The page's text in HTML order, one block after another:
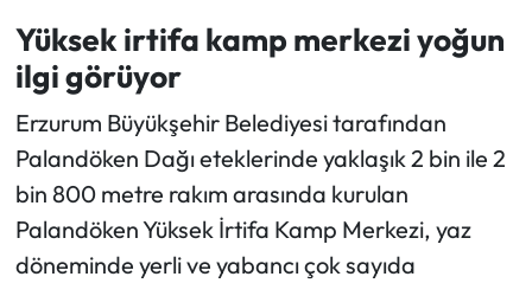
Yüksek irtifa kamp merkezi yoğun
ilgi görüyor
Erzurum Büyükşehir Belediyesi tarafından
Palandöken Dağı eteklerinde yaklaşık 2 bin ile 2
bin 800 metre rakım arasında kurulan
Palandöken Yüksek İrtifa Kamp Merkezi, yaz
döneminde yerli ve yabancı çok sayıda